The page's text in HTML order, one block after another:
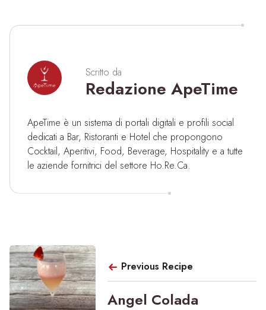
Scritto da
Redazione ApeTime
ApeTime è un sistema di portali digitali e profili social
dedicati a Bar, Ristoranti e Hotel che propongono
Cocktail, Aperitivi, Food, Beverage, Hospitality e a tutte
le aziende fornitrici del settore Ho.Re.Ca.
Previous Recipe
Angel Colada